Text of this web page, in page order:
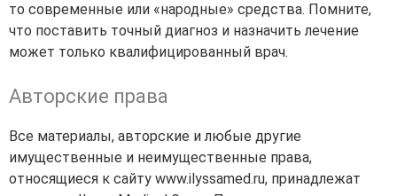
то современные или «народные» средства. Помните,
что поставить точный диагноз и назначить лечение
может только квалифицированный врач.
Авторские права
Все материалы, авторские и любые другие
имущественные и неимущественные права,
относящиеся к сайту www.ilyssamed.ru, принадлежат